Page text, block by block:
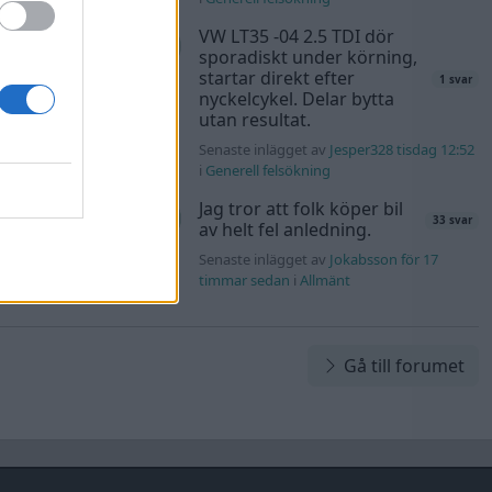
torsdag 17:26
onsdag 23:42
onsdag
VW LT35 -04 2.5 TDI dör
sporadiskt under körning,
startar direkt efter
nyckelcykel. Delar bytta
utan resultat.
1 svar
Senaste inlägget av Jesper328 tisdag 12:52
i Generell felsökning
Jag tror att folk köper bil
av helt fel anledning.
33 svar
Senaste inlägget av Jokabsson för 17
timmar sedan i Allmänt
Gå till forumet